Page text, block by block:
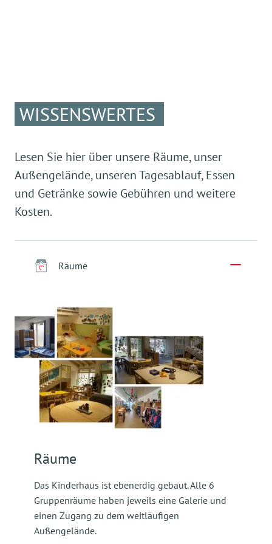
WISSENSWERTES
Lesen Sie hier über unsere Räume, unser
Außengelände, unseren Tagesablauf, Essen
und Getränke sowie Gebühren und weitere
Kosten.
Räume
Räume
Das Kinderhaus ist ebenerdig gebaut. Alle 6
Gruppenräume haben jeweils eine Galerie und
einen Zugang zu dem weitläufigen
Außengelände.